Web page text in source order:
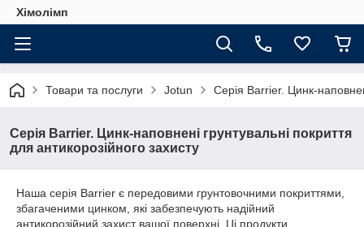
Хімолімп
Товари та послуги Jotun Серія Barrier. Цинк-
Серія Barrier. Цинк-наповнені грунтувальні покриття
для антикорозійного захисту
Наша серія Barrier є передовими грунтовочними покриттями,
збагаченими цинком, які забезпечують надійний
антикорозійний захист вашої поверхні. Ці продукти